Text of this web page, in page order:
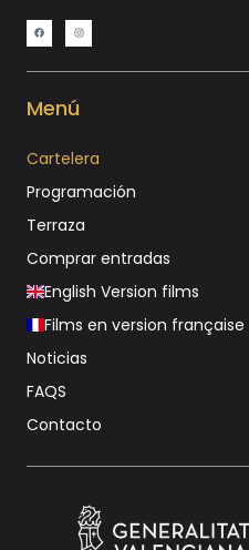
Menú
Cartelera
Programación
Terraza
Comprar entradas
English Version films
Films en version française
Noticias
FAQS
Contacto